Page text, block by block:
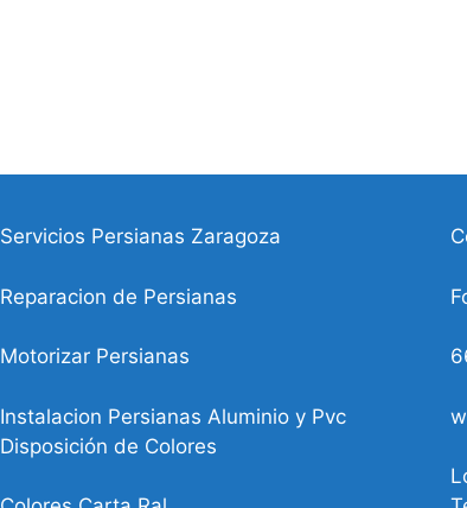
Servicios Persianas Zaragoza
Reparacion de Persianas
Motorizar Persianas
Instalacion Persianas Aluminio y Pvc
Disposición de Colores